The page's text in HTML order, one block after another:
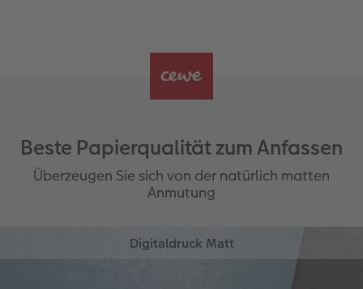
Beste Papierqualität zum Anfassen
Überzeugen Sie sich von der natürlich matten
Anmutung